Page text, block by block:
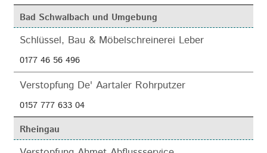
Bad Schwalbach und Umgebung
Schlüssel, Bau & Möbelschreinerei Leber
0177 46 56 496
Verstopfung De' Aartaler Rohrputzer
0157 777 633 04
Rheingau